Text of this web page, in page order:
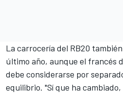
La carrocería del RB20
último año, aunque el francés
debe considerarse por
equilibrio. "Sí que ha